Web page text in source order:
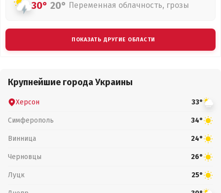
30° 20° Переменная облачность, грозы
ПОКАЗАТЬ ДРУГИЕ ОБЛАСТИ
Крупнейшие города Украины
Херсон 33°
Симферополь 34°
Винница 24°
Черновцы 26°
Луцк 25°